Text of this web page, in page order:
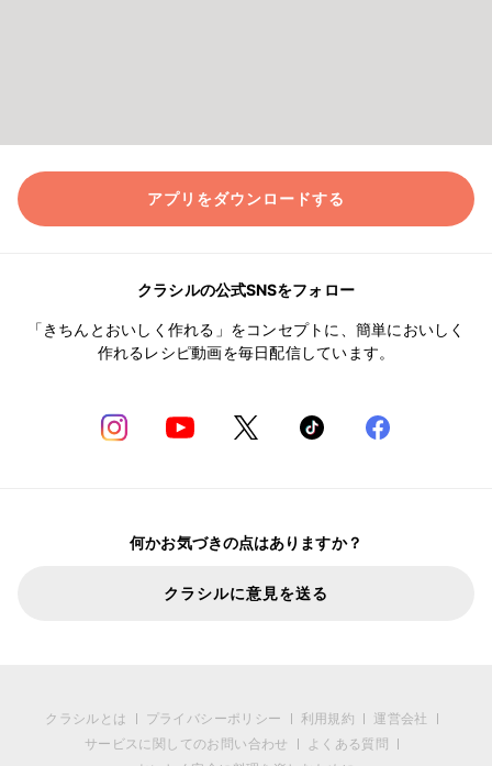
アプリをダウンロードする
クラシルの公式SNSをフォロー
「きちんとおいしく作れる」をコンセプトに、簡単においしく
作れるレシピ動画を毎日配信しています。
何かお気づきの点はありますか？
クラシルに意見を送る
クラシルとは プライバシーポリシー 利用規約
運営会社
サービスに関してのお問い合わせ
よくある質問